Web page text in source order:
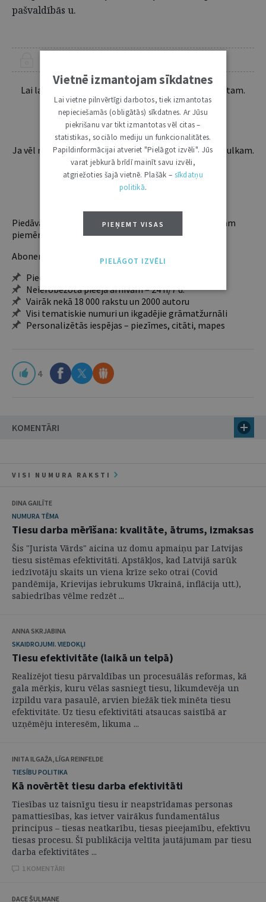
pašvaldībās u.
Lai lasītu šo rakstu tālāk, Tev jābūt žurnāla abonentam.
Esošos abonentus lūdzam autorizēties:
Ja vēl neesi abonents, aicinām pievienoties lasītāju pulkam.
Iegūsi tūlītēju piekļuvi digitālajam saturam!
Piedāvājam trīs abonementu veidus. Vienam lietotājam
piemērotākais ir "Mazais" (3, 6 un 12 mēnešiem).
Abonentu ieguvumi:
Pieeja jaunākajam izdevumam
Neierobežota pieeja arhīvam – 24 h/7 d.
Vairāk nekā 18 000 rakstu un 2000 autoru
Visi tematiskie numuri un ikgadējie grāmatžurnāli
Personalizētās iespējas – piezīmes, citāti, mapes
4
KOMENTĀRI
VISI NUMURA RAKSTI
DINA GAILĪTE
NUMURA TĒMA
Tiesu darba mērīšana: kvalitāte, ātrums, izmaksas
Šis "Jurista Vārds" aicina uz domu apmaiņu par Latvijas
tiesu sistēmas efektivitāti. Apstākļos, kad Latvijā sarūk
iedzīvotāju skaits un viena krīze seko otrai (Covid
pandēmija, Krievijas iebrukums Ukrainā, inflācija utt.),
sabiedrības vēlme redzēt ...
ANNA SKRJABINA
SKAIDROJUMI. VIEDOKĻI
Tiesu efektivitāte (laikā un telpā)
Realizējot tiesu pārvaldības un procesuālās reformas, kā
gala mērķis, kuru vēlas sasniegt tiesu, likumdevēja un
izpildu vara pasaulē, arvien biežāk tiek minēta tiesu
efektivitāte. Uz tiesu efektivitāti atsaucas saistībā ar
uzņēmēju interesēm, likuma ...
INITA ILGAŽA, LĪGA REINFELDE
TIESĪBU POLITIKA
Kā novērtēt tiesu darba efektivitāti
Tiesības uz taisnīgu tiesu ir neapstrīdamas personas
pamattiesības, kas ietver vairākus fundamentālus
principus – tiesas neatkarību, tiesas pieejamību, efektīvu
tiesas procesu. Šī publikācija veltīta jautājumam par tiesu
darba efektivitātes ...
1 KOMENTĀRI
DACE ŠULMANE
Vietnē izmantojam sīkdatnes
Lai vietne pilnvērtīgi darbotos, tiek izmantotas
nepieciešamās (obligātās) sīkdatnes. Ar Jūsu
piekrišanu var tikt izmantotas vēl citas –
statistikas, sociālo mediju un funkcionalitātes.
Papildinformācijai atveriet "Pielāgot izvēli". Jūs
varat jebkurā brīdī mainīt savu izvēli,
atgriežoties šajā vietnē. Plašāk – sīkdatņu
politikā.
PIEŅEMT VISAS
PIELĀGOT IZVĒLI